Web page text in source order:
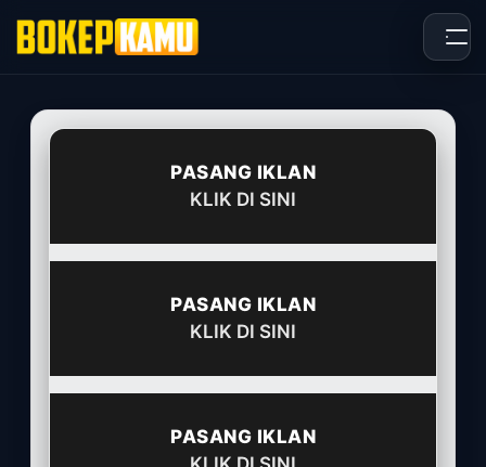
PASANG IKLAN
KLIK DI SINI
PASANG IKLAN
KLIK DI SINI
PASANG IKLAN